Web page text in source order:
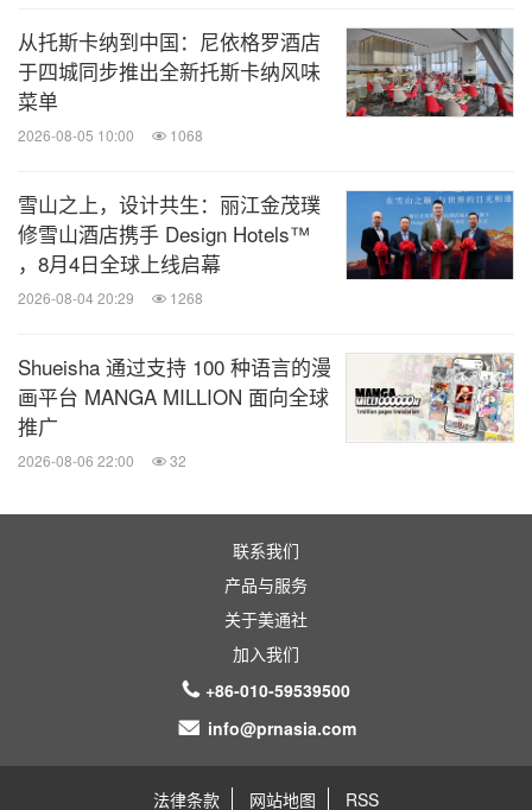
从托斯卡纳到中国：尼依格罗酒店
于四城同步推出全新托斯卡纳风味
菜单
2026-08-05 10:00 1068
雪山之上，设计共生：丽江金茂璞
修雪山酒店携手 Design Hotels™
，8月4日全球上线启幕
2026-08-04 20:29 1268
Shueisha 通过支持 100 种语言的漫
画平台 MANGA MILLION 面向全球
推广
2026-08-06 22:00 32
联系我们
产品与服务
关于美通社
加入我们
+86-010-59539500
info@prnasia.com
法律条款 网站地图 RSS